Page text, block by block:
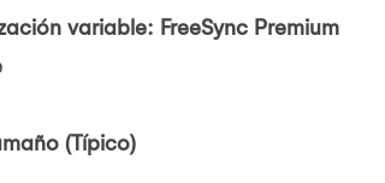
variable: FreeSync Premium
(Típico)